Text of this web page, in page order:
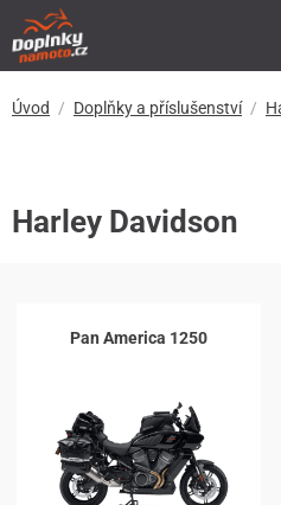
Úvod Doplňky a příslušenství
Harley Davidson
Pan America 1250